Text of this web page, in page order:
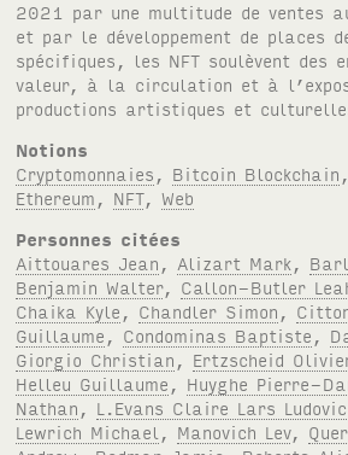
2021 par une multitude de ventes
et par le développement de places
spécifiques, les NFT soulèvent des
valeur, à la circulation et à
productions artistiques et
Notions
Cryptomonnaies
Bitcoin Blockchain
Ethereum
NFT,Web
Personnes citées
Aittouares Jean
Alizart Mark
Benjamin Walter, Callon-Butler
Chaika Kyle
Chandler Simon
Guillaume
Condominas Baptiste
Giorgio Christian
Ertzscheid
Helleu Guillaume
Huyghe Pierre-
Nathan
L.Evans Claire Lars Ludovic
Lewrich Michael
Manovich Lev,